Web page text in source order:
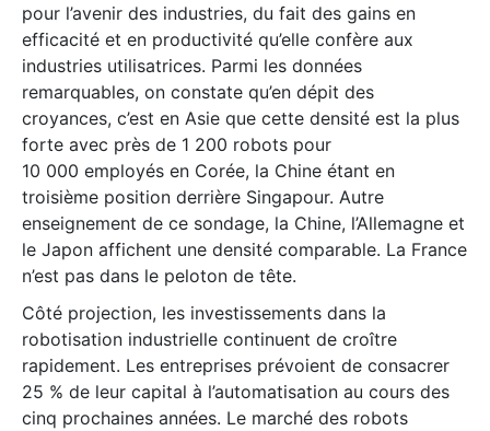
pour l’avenir des industries, du fait des gains en
efficacité et en productivité qu’elle confère aux
industries utilisatrices. Parmi les données
remarquables, on constate qu’en dépit des
croyances, c’est en Asie que cette densité est la plus
forte avec près de 1 200 robots pour
10 000 employés en Corée, la Chine étant en
troisième position derrière Singapour. Autre
enseignement de ce sondage, la Chine, l’Allemagne et
le Japon affichent une densité comparable. La France
n’est pas dans le peloton de tête.
Côté projection, les investissements dans la
robotisation industrielle continuent de croître
rapidement. Les entreprises prévoient de consacrer
25 % de leur capital à l’automatisation au cours des
cinq prochaines années. Le marché des robots